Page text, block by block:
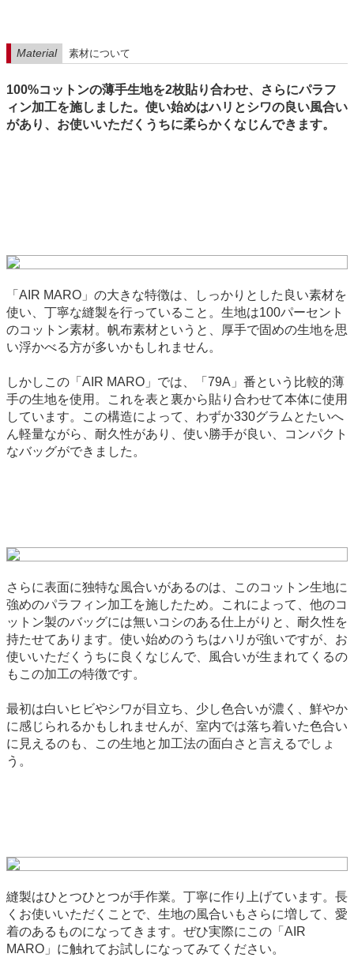
Material 素材について
100%コットンの薄手生地を2枚貼り合わせ、さらにパラフ
ィン加工を施しました。使い始めはハリとシワの良い風合い
があり、お使いいただくうちに柔らかくなじんできます。
「AIR MARO」の大きな特徴は、しっかりとした良い素材を
使い、丁寧な縫製を行っていること。生地は100パーセント
のコットン素材。帆布素材というと、厚手で固めの生地を思
い浮かべる方が多いかもしれません。
しかしこの「AIR MARO」では、「79A」番という比較的薄
手の生地を使用。これを表と裏から貼り合わせて本体に使用
しています。この構造によって、わずか330グラムとたいへ
ん軽量ながら、耐久性があり、使い勝手が良い、コンパクト
なバッグができました。
さらに表面に独特な風合いがあるのは、このコットン生地に
強めのパラフィン加工を施したため。これによって、他のコ
ットン製のバッグには無いコシのある仕上がりと、耐久性を
持たせてあります。使い始めのうちはハリが強いですが、お
使いいただくうちに良くなじんで、風合いが生まれてくるの
もこの加工の特徴です。
最初は白いヒビやシワが目立ち、少し色合いが濃く、鮮やか
に感じられるかもしれませんが、室内では落ち着いた色合い
に見えるのも、この生地と加工法の面白さと言えるでしょ
う。
縫製はひとつひとつが手作業。丁寧に作り上げています。長
くお使いいただくことで、生地の風合いもさらに増して、愛
着のあるものになってきます。ぜひ実際にこの「AIR
MARO」に触れてお試しになってみてください。